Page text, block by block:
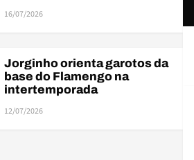
16/07/2026
BASE
Jorginho orienta garotos da
base do Flamengo na
intertemporada
12/07/2026